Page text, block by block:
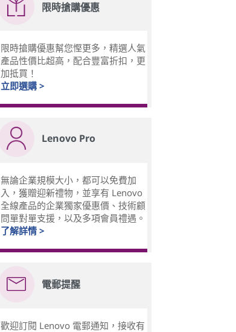
限時搶購優惠
限時搶購優惠幫您慳更多，精選人氣
產品性價比超高，配合豐富折扣，更
加抵買！
立即選購 >
Lenovo Pro
無論企業規模大小，都可以免費加
入，獲贈迎新禮物，並享有 Lenovo
全線產品的企業獨家優惠價、技術顧
問單對單支援，以及多項會員禮遇。
了解詳情 >
電郵提醒
歡迎訂閱 Lenovo 電郵通知，接收有